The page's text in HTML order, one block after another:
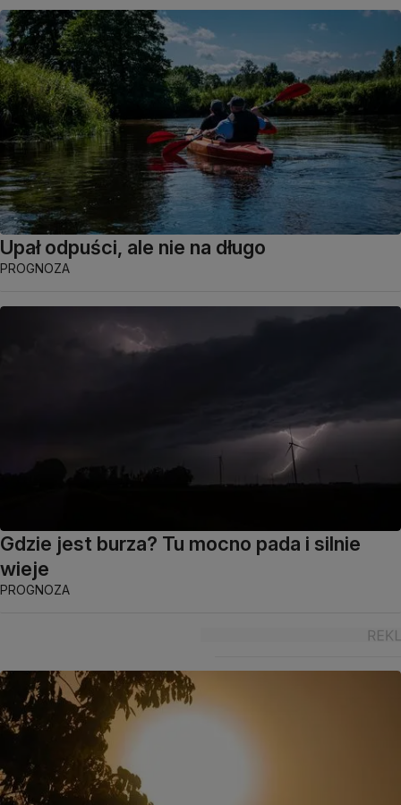
Upał odpuści, ale nie na długo
PROGNOZA
Gdzie jest burza? Tu mocno pada i silnie
wieje
PROGNOZA